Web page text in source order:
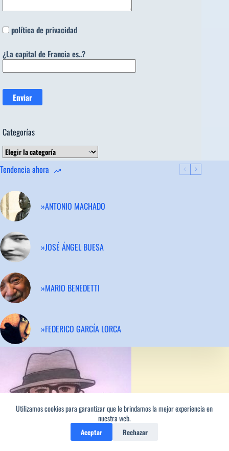
Utilizamos cookies para garantizar que le brindamos la mejor experiencia en
nuestra web.
Aceptar Rechazar
política de privacidad
¿La capital de Francia es..?
Categorías
Categorías
Tendencia ahora
»ANTONIO MACHADO
»JOSÉ ÁNGEL BUESA
»MARIO BENEDETTI
»FEDERICO GARCÍA LORCA